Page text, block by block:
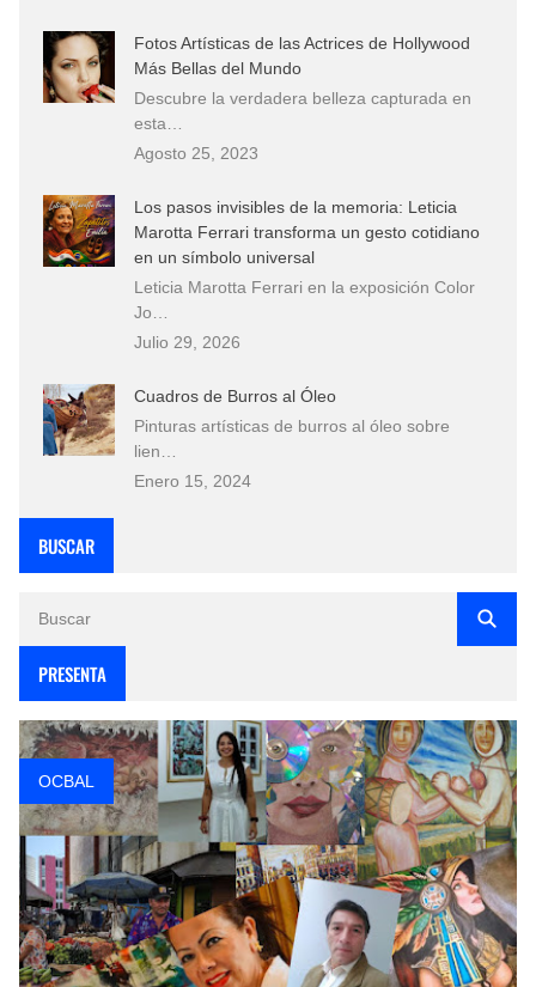
Fotos Artísticas de las Actrices de Hollywood
Más Bellas del Mundo
Descubre la verdadera belleza capturada en
esta…
Agosto 25, 2023
Los pasos invisibles de la memoria: Leticia
Marotta Ferrari transforma un gesto cotidiano
en un símbolo universal
Leticia Marotta Ferrari en la exposición Color
Jo…
Julio 29, 2026
Cuadros de Burros al Óleo
Pinturas artísticas de burros al óleo sobre
lien…
Enero 15, 2024
BUSCAR
PRESENTA
OCBAL